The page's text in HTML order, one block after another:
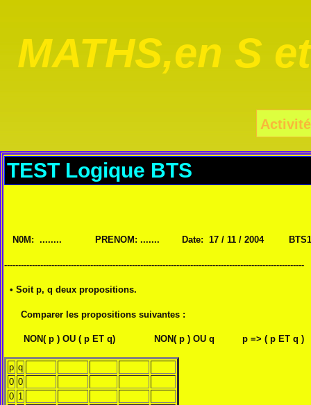
MATHS,en S
Activité
TEST Logique BTS
N0M: ........ PRENOM: ....... Date: 17 / 11 / 2004
------------------------------------------------------------------------------------------------------------
• Soit p, q deux propositions.
Comparer les propositions suivantes :
NON( p ) OU ( p ET q) NON( p ) OU q p => ( p ET q )
p q
0 0
0 1